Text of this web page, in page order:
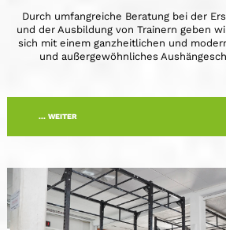
Durch umfangreiche Beratung bei der
und der Ausbildung von Trainern geben
sich mit einem ganzheitlichen und
und außergewöhnliches
... WEITER